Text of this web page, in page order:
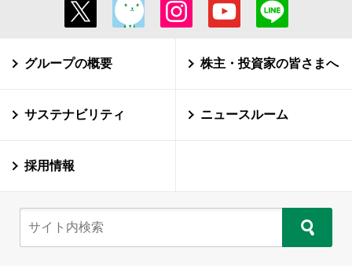
グループの概要 株主・投資家の皆さまへ
サステナビリティ ニュースルーム
採用情報